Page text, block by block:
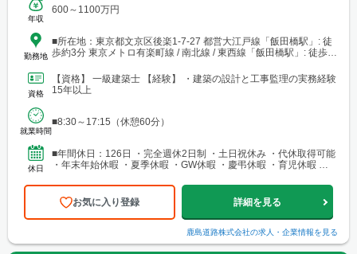
年収
600～1100万円
勤務地
■所在地：東京都文京区後楽1-7-27 都営大江戸線「飯田橋駅」: 徒
歩約3分 東京メトロ有楽町線 / 南北線 / 東西線「飯田橋駅」: 徒歩約
資格
【資格】 一級建築士 【経験】 ・建築の設計と工事監理の実務経験
15年以上
就業時間
■8:30～17:15（休憩60分）
休日
■年間休日：126日 ・完全週休2日制 ・土日祝休み ・代休取得可能
・年末年始休暇 ・夏季休暇 ・GW休暇 ・慶弔休暇 ・育児休暇 ・
お気に入り登録 詳細を見る
鹿島道路株式会社の求人・企業情報を見る